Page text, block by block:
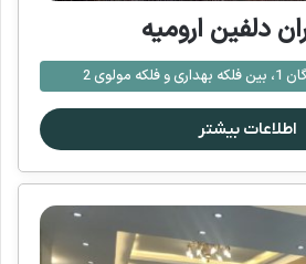
دلفین ارومیه
مولوی 2
اطلاعات بیشتر